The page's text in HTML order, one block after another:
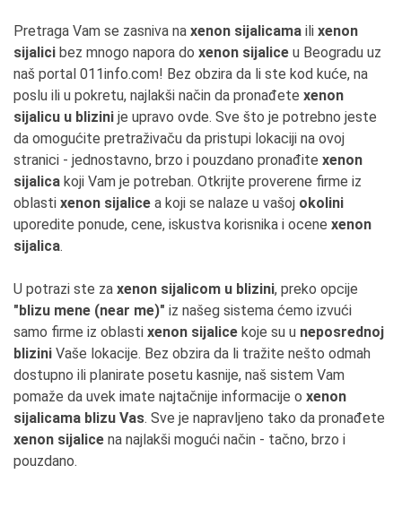
Pretraga Vam se zasniva na xenon sijalicama ili xenon
sijalici bez mnogo napora do xenon sijalice u Beogradu uz
naš portal 011info.com! Bez obzira da li ste kod kuće, na
poslu ili u pokretu, najlakši način da pronađete xenon
sijalicu u blizini je upravo ovde. Sve što je potrebno jeste
da omogućite pretraživaču da pristupi lokaciji na ovoj
stranici - jednostavno, brzo i pouzdano pronađite xenon
sijalica koji Vam je potreban. Otkrijte proverene firme iz
oblasti xenon sijalice a koji se nalaze u vašoj okolini
uporedite ponude, cene, iskustva korisnika i ocene xenon
sijalica.
U potrazi ste za xenon sijalicom u blizini, preko opcije
"blizu mene (near me)" iz našeg sistema ćemo izvući
samo firme iz oblasti xenon sijalice koje su u neposrednoj
blizini Vaše lokacije. Bez obzira da li tražite nešto odmah
dostupno ili planirate posetu kasnije, naš sistem Vam
pomaže da uvek imate najtačnije informacije o xenon
sijalicama blizu Vas. Sve je napravljeno tako da pronađete
xenon sijalice na najlakši mogući način - tačno, brzo i
pouzdano.